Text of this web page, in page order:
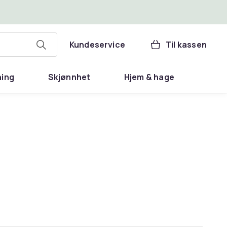
Kundeservice Til kassen
Skjønnhet Hjem & hage